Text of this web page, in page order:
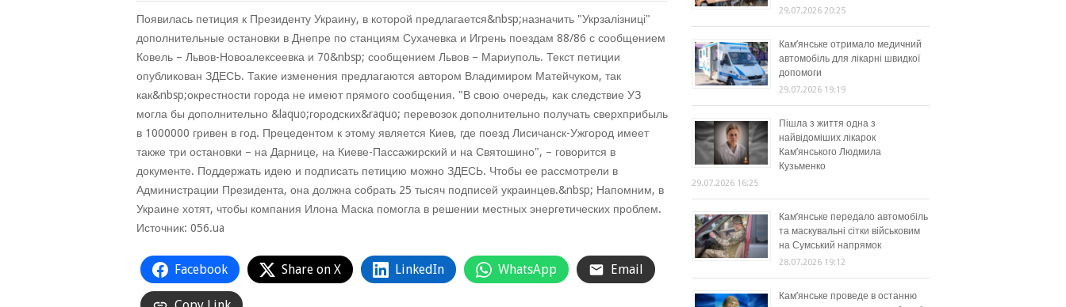
Появилась петиция к Президенту Украину, в которой предлагается&nbsp;назначить "Укрзалізниці"
дополнительные остановки в Днепре по станциям Сухачевка и Игрень поездам 88/86 с сообщением
Ковель – Львов-Новоалексеевка и 70&nbsp; сообщением Львов – Мариуполь. Текст петиции
опубликован ЗДЕСЬ. Такие изменения предлагаются автором Владимиром Матейчуком, так
как&nbsp;окрестности города не имеют прямого сообщения. "В свою очередь, как следствие УЗ
могла бы дополнительно &laquo;городских&raquo; перевозок дополнительно получать сверхприбыль
в 1000000 гривен в год. Прецедентом к этому является Киев, где поезд Лисичанск-Ужгород имеет
также три остановки – на Дарнице, на Киеве-Пассажирский и на Святошино", – говорится в
документе. Поддержать идею и подписать петицию можно ЗДЕСЬ. Чтобы ее рассмотрели в
Администрации Президента, она должна собрать 25 тысяч подписей украинцев.&nbsp; Напомним, в
Украине хотят, чтобы компания Илона Маска помогла в решении местных энергетических проблем.
Источник: 056.ua
Facebook Share on X LinkedIn WhatsApp Email
29.07.2026 20:25
Кам’янське отримало медичний
автомобіль для лікарні швидкої
допомоги
29.07.2026 19:19
Пішла з життя одна з
найвідоміших лікарок
Кам’янського Людмила
Кузьменко
29.07.2026 16:25
Кам’янське передало автомобіль
та маскувальні сітки військовим
на Сумський напрямок
28.07.2026 19:12
Кам’янське проведе в останню